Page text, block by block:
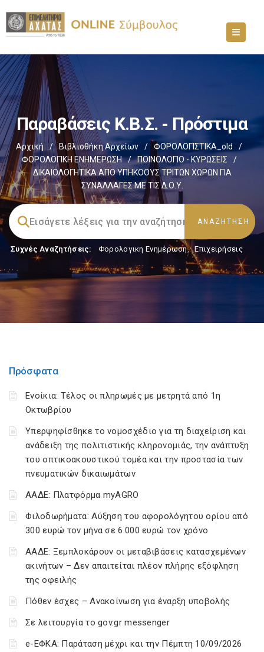
Παραβάσεις Κ.Β.Σ. - Πρόστιμα
Αρχική / Βιβλιοθήκη Αρχείων / ΦΟΡΟΛΟΓΙΣΤΙΚΑ_old
/
ΦΟΡΟΛΟΓΙΚΗ ΕΝΗΜΕΡΩΣΗ
/ ΠΟΙΝΟΛΟΓΙΟ - ΚΥΡΩΣΕΙΣ
/
ΔΙΚΑΙΟΛΟΓΗΤΙΚΑ ΑΠΟ ΥΠΗΚΟΟΥΣ ΤΡΙΤΩΝ ΧΩΡΩΝ ΓΙΑ
ΣΥΝΑΛΛΑΓΕΣ ΜΕ ΤΙΣ Δ.Ο.Υ.
Συχνές Αναζητήσεις: Φορολογικη Ενημέρωση, Επιχειρήσεις
Πρόσφατα
Ενοίκια: Τέλος οι πληρωμές με μετρητά από 1η
Οκτωβρίου
Υπερψηφίσθηκε το νομοσχέδιο για τη διαχείριση και
ανάδειξη της πολιτιστικής κληρονομιάς, την ανάπτυξη
του οπτικοακουστικού τομέα και την προστασία των
πνευματικών δικαιωμάτων
ΑΑΔΕ: Πλατφόρμα myAGRO
Φιλοδωρήματα: Αύξηση του αφορολόγητου ορίου από
300 ευρώ τον μήνα σε 6.000 ευρώ τον χρόνο
ΑΑΔΕ: Ξεμπλοκάρουν οι μεταβιβάσεις κατασχεμένων
ακινήτων – Δεν απαιτείται πλέον πλήρης εξόφληση
της οφειλής
Πόθεν έσχες – Ανακοίνωση για έναρξη υποβολής
Σε λειτουργία το gov.gr messenger
e-ΕΦΚΑ: Παράταση μέχρι και την Πέμπτη 10/09/2026